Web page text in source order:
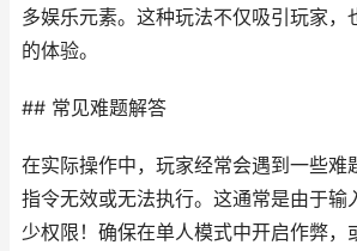
多娱乐元素。这种玩法不仅吸引玩家，
的体验。
## 常见难题解答
在实际操作中，玩家经常会遇到一些难
指令无效或无法执行。这通常是由于输
少权限！确保在单人模式中开启作弊，